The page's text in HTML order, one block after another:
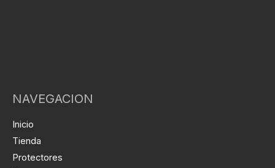
NAVEGACION
Inicio
Tienda
Protectores